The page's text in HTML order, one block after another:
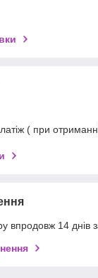
( при
впродовж 14 днів